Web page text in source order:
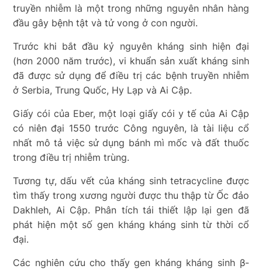
truyền nhiễm là một trong những nguyên nhân hàng
đầu gây bệnh tật và tử vong ở con người.
Trước khi bắt đầu kỷ nguyên kháng sinh hiện đại
(hơn 2000 năm trước), vi khuẩn sản xuất kháng sinh
đã được sử dụng để điều trị các bệnh truyền nhiễm
ở Serbia, Trung Quốc, Hy Lạp và Ai Cập.
Giấy cói của Eber, một loại giấy cói y tế của Ai Cập
có niên đại 1550 trước Công nguyên, là tài liệu cổ
nhất mô tả việc sử dụng bánh mì mốc và đất thuốc
trong điều trị nhiễm trùng.
Tương tự, dấu vết của kháng sinh tetracycline được
tìm thấy trong xương người được thu thập từ Ốc đảo
Dakhleh, Ai Cập. Phân tích tái thiết lập lại gen đã
phát hiện một số gen kháng kháng sinh từ thời cổ
đại.
Các nghiên cứu cho thấy gen kháng kháng sinh β-